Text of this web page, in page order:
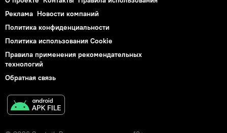
Реклама Новости компаний
Политика конфиденциальности
Политика использования Cookie
Правила применения рекомендательных
технологий
Обратная связь